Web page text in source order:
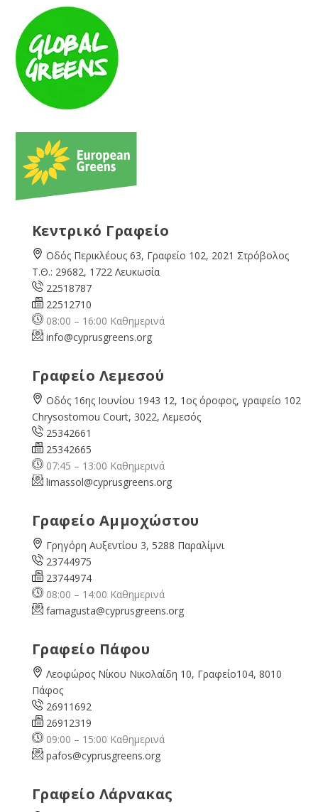
Κεντρικό Γραφείο
Οδός Περικλέους 63, Γραφείο 102, 2021 Στρόβολος
Τ.Θ.: 29682, 1722 Λευκωσία
22518787
22512710
08:00 – 16:00 Καθημερινά
info@cyprusgreens.org
Γραφείο Λεμεσού
Οδός 16ης Ιουνίου 1943 12, 1ος όροφος, γραφείο 102
Chrysostomou Court, 3022, Λεμεσός
25342661
25342665
07:45 – 13:00 Καθημερινά
limassol@cyprusgreens.org
Γραφείο Αμμοχώστου
Γρηγόρη Αυξεντίου 3, 5288 Παραλίμνι
23744975
23744974
08:00 – 14:00 Καθημερινά
famagusta@cyprusgreens.org
Γραφείο Πάφου
Λεοφώρος Νίκου Νικολαίδη 10, Γραφείο104, 8010
Πάφος
26911692
26912319
09:00 – 15:00 Καθημερινά
pafos@cyprusgreens.org
Γραφείο Λάρνακας